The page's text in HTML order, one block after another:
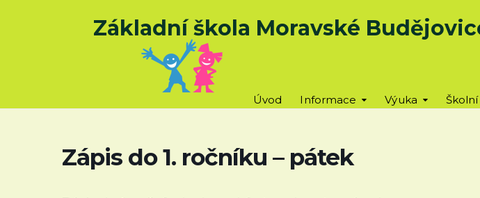
Základní škola Moravské
Úvod Informace Výuka
Zápis do 1. ročníku – pátek